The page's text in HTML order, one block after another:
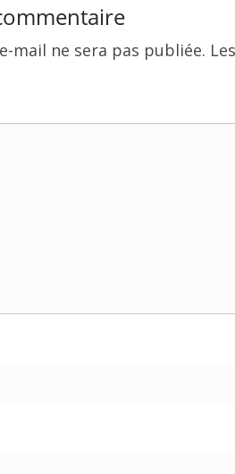
mail ne sera pas publiée.